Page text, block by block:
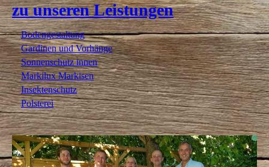
zu unseren Leistungen
Bodengestaltung
Gardinen und Vorhänge
Sonnenschutz innen
Markilux Markisen
Insektenschutz
Polsterei